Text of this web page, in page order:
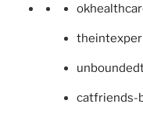
catfriends-